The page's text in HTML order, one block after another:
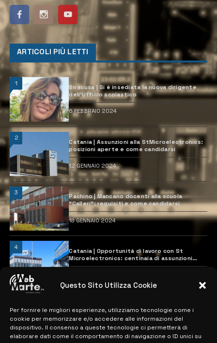
Questo Sito Utilizza Cookie
Per fornire le migliori esperienze, utilizziamo tecnologie come i
cookie per memorizzare e/o accedere alle informazioni del
dispositivo. Il consenso a queste tecnologie ci permetterà di
elaborare dati come il comportamento di navigazione o ID unici su
ARTICOLI PIÙ LETTI
1
Siracusa | Si è insediata la nuova dirigente
dell’Ufficio scolastico
6 FEBBRAIO 2024
2
Catania | Assunzioni alla StMicroelectronics:
posizioni aperte e come candidarsi
12 GENNAIO 2024
3
Pachino | Mancano docenti alla scuola
“Calleri”: requisiti e come candidarsi
18 GENNAIO 2024
4
Catania | Opportunità di lavoro con St
Microelectronics: centinaia di assunzioni
previste
MAPPA DEL SITO
> NOTIZIE